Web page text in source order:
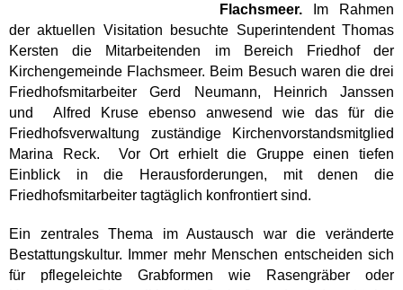
Flachsmeer. Im Rahmen
der aktuellen Visitation besuchte Superintendent Thomas
Kersten die Mitarbeitenden im Bereich Friedhof der
Kirchengemeinde Flachsmeer. Beim Besuch waren die drei
Friedhofsmitarbeiter Gerd Neumann, Heinrich Janssen
und Alfred Kruse ebenso anwesend wie das für die
Friedhofsverwaltung zuständige Kirchenvorstandsmitglied
Marina Reck. Vor Ort erhielt die Gruppe einen tiefen
Einblick in die Herausforderungen, mit denen die
Friedhofsmitarbeiter tagtäglich konfrontiert sind.
Ein zentrales Thema im Austausch war die veränderte
Bestattungskultur. Immer mehr Menschen entscheiden sich
für pflegeleichte Grabformen wie Rasengräber oder